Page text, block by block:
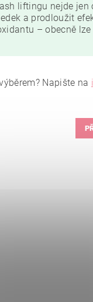
liftingu nejde
a prodloužit
– obecně
Napište na